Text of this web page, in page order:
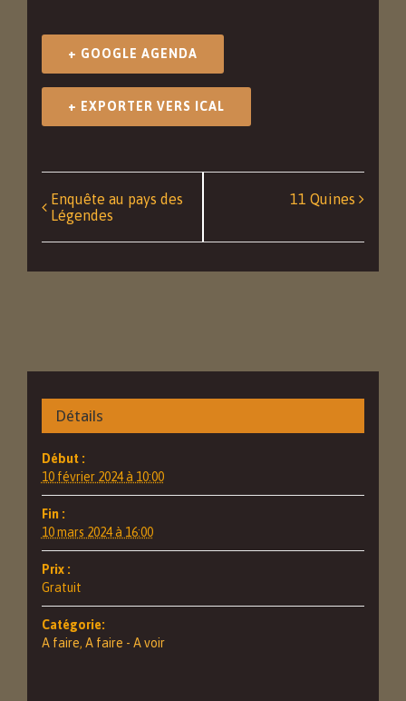
+ GOOGLE AGENDA
+ EXPORTER VERS ICAL
Navigation
Événément
Enquête au pays des
Légendes
11 Quines
Détails
Début :
10 février 2024 à 10:00
Fin :
10 mars 2024 à 16:00
Prix :
Gratuit
Catégorie:
A faire, A faire - A voir